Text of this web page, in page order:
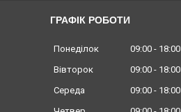
ГРАФІК РОБОТИ
Понеділок 09:00
18:00
Вівторок
09:00
18:00
Середа
09:00
18:00